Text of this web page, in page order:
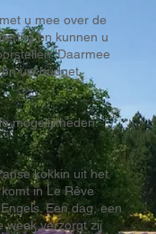
u mee over de
en kunnen u
Daarmee
uw budget
mogelijkheden.
kokkin uit het
in Le Rêve
Een dag, een
week verzorgt zij